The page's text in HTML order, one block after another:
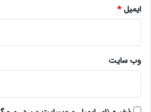
ایمیل*
وب‌ سایت